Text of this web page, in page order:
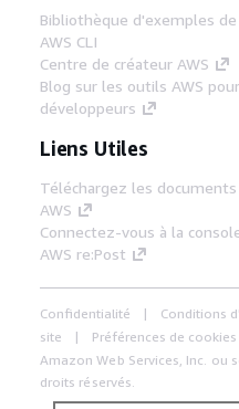
Bibliothèque d'exemples de
AWS CLI
Centre de créateur AWS
Blog sur les outils AWS
développeurs
Liens Utiles
Téléchargez les documents
AWS
Connectez-vous à la
AWS re:Post
Confidentialité
Conditions
site
Préférences de cookies
Amazon Web Services, Inc. ou
droits réservés.